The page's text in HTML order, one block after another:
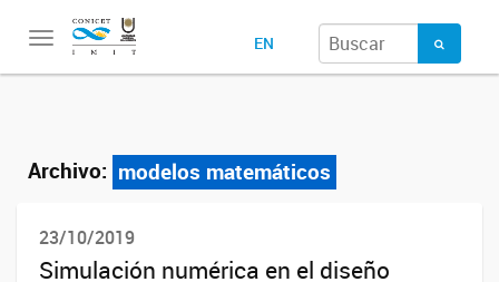
Toggle
EN
Archivo: modelos matemáticos
23/10/2019
Simulación numérica en el diseño